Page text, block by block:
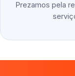
Prezamos pela